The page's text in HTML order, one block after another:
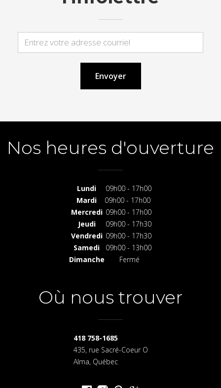
Nos heures d'ouverture
Lundi
09h00 - 17h00
Mardi
09h00 - 17h00
Mercredi 09h00 - 17h00
Jeudi
09h00 - 17h30
Vendredi 09h00 - 17h30
Samedi
09h00 - 13h00
Dimanche
Fermé
Où nous trouver
418 758-1685
435, rue Sacré-Coeur O
Alma, Québec